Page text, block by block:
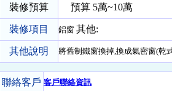
裝修預算 預算 5萬~10萬
裝修項目 鋁窗 其他:
其他說明 將舊制鐵窗換掉,換成氣密窗(乾
聯絡客戶 客戶聯絡資訊